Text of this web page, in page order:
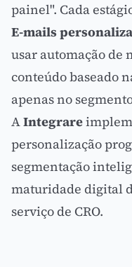
painel". Cada
E-mails
usar automação de
conteúdo baseado
apenas no
AIntegrare
personalização
segmentação
maturidade digital
serviço de CRO.